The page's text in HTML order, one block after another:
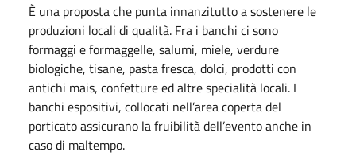
È una proposta che punta innanzitutto a sostenere le
produzioni locali di qualità. Fra i banchi ci sono
formaggi e formaggelle, salumi, miele, verdure
biologiche, tisane, pasta fresca, dolci, prodotti con
antichi mais, confetture ed altre specialità locali. I
banchi espositivi, collocati nell’area coperta del
porticato assicurano la fruibilità dell’evento anche in
caso di maltempo.